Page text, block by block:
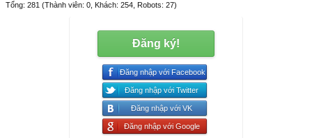
Tổng: 281 (Thành viên: 0, Khách: 254, Robots: 27)
Đăng ký!
Đăng nhập với Facebook
Đăng nhập với Twitter
Đăng nhập với VK
Đăng nhập với Google